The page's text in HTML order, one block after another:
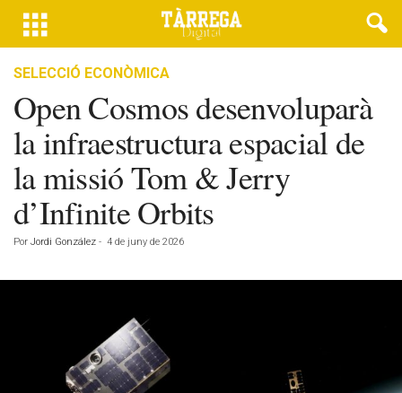
SELECCIÓ ECONÒMICA
Open Cosmos desenvoluparà
la infraestructura espacial de
la missió Tom & Jerry
d’Infinite Orbits
Por Jordi González - 4 de juny de 2026